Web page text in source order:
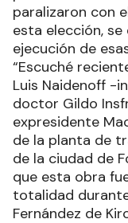
paralizaron con
esta elección,
ejecución de
“Escuché
Luis Naidenoff -
doctor Gildo
expresidente
de la planta de
de la ciudad de
que esta obra
totalidad
Fernández de